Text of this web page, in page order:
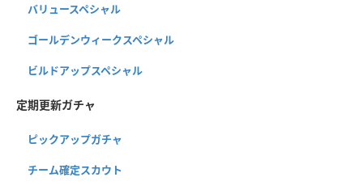
バリュースペシャル
ゴールデンウィークスペシャル
ビルドアップスペシャル
定期更新ガチャ
ピックアップガチャ
チーム確定スカウト